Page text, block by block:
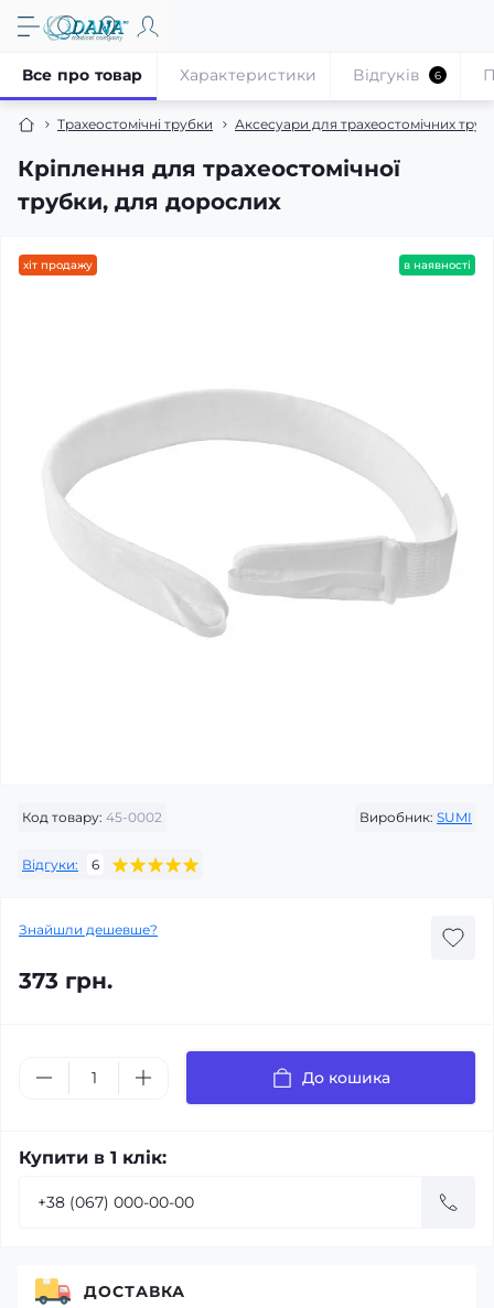
Трахеостомічні трубки Аксесуари для трахеостомічних
Кріплення для трахеостомічної
трубки, для дорослих
Все про товар Характеристики Відгуків 6
хіт продажу в наявності
Код товару: 45-0002 Виробник: SUMI
Відгуки: 6
Знайшли дешевше?
373 грн.
До кошика
Купити в 1 клік:
ДОСТАВКА